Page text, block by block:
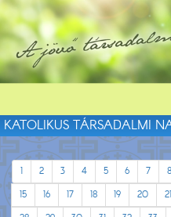
KATOLIKUS TÁRSADALMI
1 2 3 4 5 6 7 8
15
16 17 18 19 20 21